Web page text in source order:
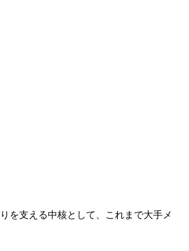
を支える中核として、これまで大手メ